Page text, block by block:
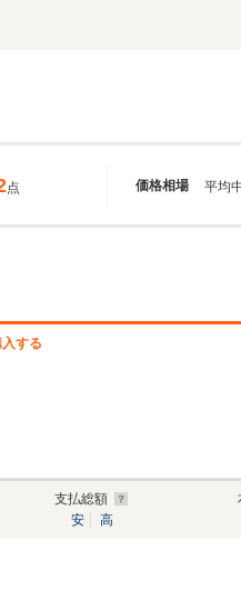
価格相場
点 平均
する
支払総額
安
高